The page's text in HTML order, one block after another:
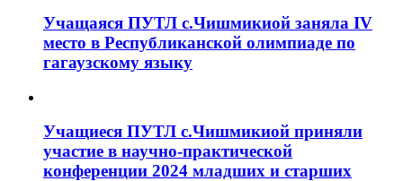
Учащаяся ПУТЛ с.Чишмикиой заняла IV
место в Республиканской олимпиаде по
гагаузскому языку
Учащиеся ПУТЛ с.Чишмикиой приняли
участие в научно-практической
конференции 2024 младших и старших